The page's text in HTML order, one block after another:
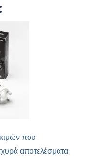
που
αποτελέσματα